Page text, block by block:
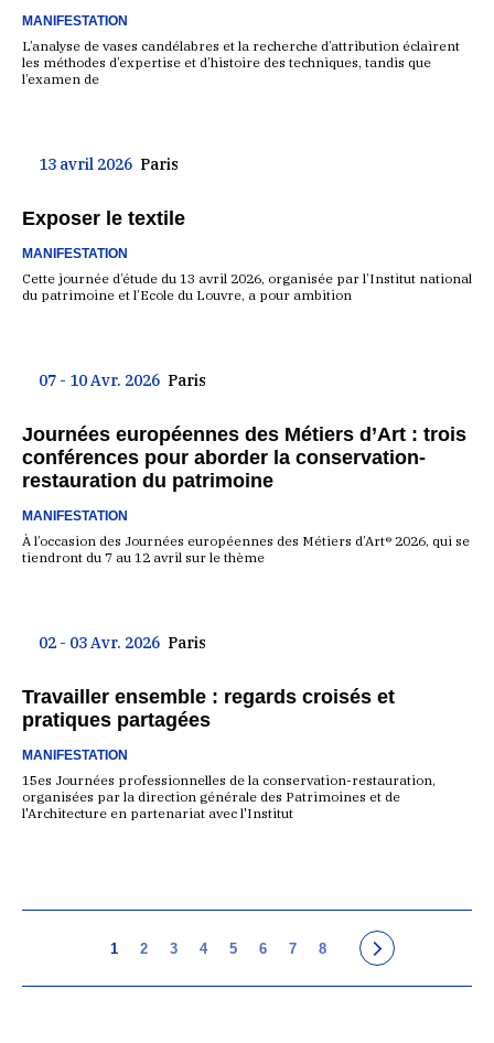
MANIFESTATION
L’analyse de vases candélabres et la recherche d’attribution éclairent
les méthodes d’expertise et d’histoire des techniques, tandis que
l’examen de
13 avril 2026 Paris
Exposer le textile
MANIFESTATION
Cette journée d’étude du 13 avril 2026, organisée par l’Institut national
du patrimoine et l’Ecole du Louvre, a pour ambition
07 - 10 Avr. 2026 Paris
Journées européennes des Métiers d’Art : trois
conférences pour aborder la conservation-
restauration du patrimoine
MANIFESTATION
À l’occasion des Journées européennes des Métiers d’Art® 2026, qui se
tiendront du 7 au 12 avril sur le thème
02 - 03 Avr. 2026 Paris
Travailler ensemble : regards croisés et
pratiques partagées
MANIFESTATION
15es Journées professionnelles de la conservation-restauration,
organisées par la direction générale des Patrimoines et de
l'Architecture en partenariat avec l'Institut
1 2 3 4 5 6 7 8